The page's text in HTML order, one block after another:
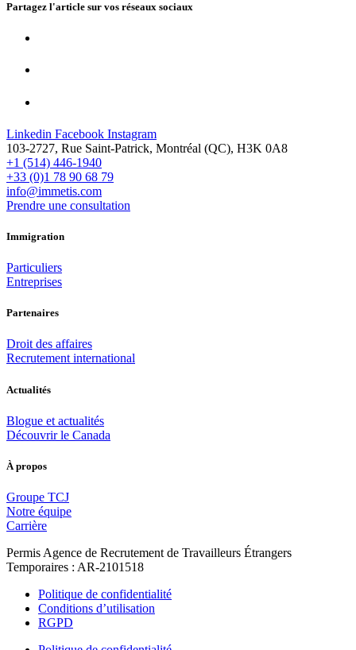
Partagez l'article sur vos réseaux sociaux
Linkedin Facebook Instagram
103-2727, Rue Saint-Patrick, Montréal (QC), H3K 0A8
+1 (514) 446-1940
+33 (0)1 78 90 68 79
info@immetis.com
Prendre une consultation
Immigration
Particuliers
Entreprises
Partenaires
Droit des affaires
Recrutement international
Actualités
Blogue et actualités
Découvrir le Canada
À propos
Groupe TCJ
Notre équipe
Carrière
Permis Agence de Recrutement de Travailleurs Étrangers
Temporaires : AR-2101518
Politique de confidentialité
Conditions d’utilisation
RGPD